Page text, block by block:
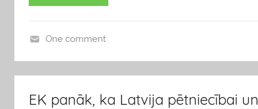
g
One comment
EK panāk, ka Latvija pētniecībai un